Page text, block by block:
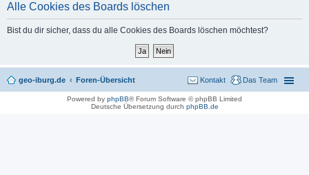
Alle Cookies des Boards löschen
Bist du dir sicher, dass du alle Cookies des Boards löschen möchtest?
geo-iburg.de Foren-Übersicht Das Team
Kontakt
Powered by phpBB® Forum Software © phpBB Limited
Deutsche Übersetzung durch phpBB.de